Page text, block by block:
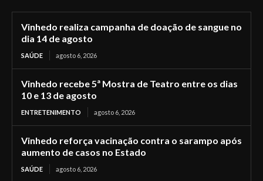
Vinhedo realiza campanha de doação de sangue no
dia 14 de agosto
SAÚDE agosto 6, 2026
Vinhedo recebe 5ª Mostra de Teatro entre os dias
10 e 13 de agosto
ENTRETENIMENTO agosto 6, 2026
Vinhedo reforça vacinação contra o sarampo após
aumento de casos no Estado
SAÚDE agosto 6, 2026